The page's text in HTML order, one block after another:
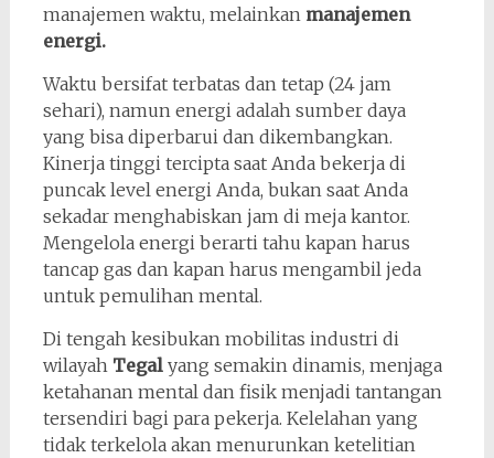
manajemen waktu, melainkan manajemen
energi.
Waktu bersifat terbatas dan tetap (24 jam
sehari), namun energi adalah sumber daya
yang bisa diperbarui dan dikembangkan.
Kinerja tinggi tercipta saat Anda bekerja di
puncak level energi Anda, bukan saat Anda
sekadar menghabiskan jam di meja kantor.
Mengelola energi berarti tahu kapan harus
tancap gas dan kapan harus mengambil jeda
untuk pemulihan mental.
Di tengah kesibukan mobilitas industri di
wilayah Tegalyang semakin dinamis, menjaga
ketahanan mental dan fisik menjadi tantangan
tersendiri bagi para pekerja. Kelelahan yang
tidak terkelola akan menurunkan ketelitian